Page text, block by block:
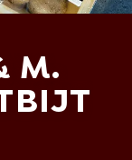
M.